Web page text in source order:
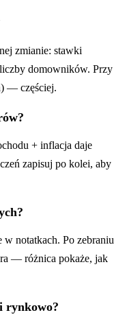
zmianie: stawki
domowników. Przy
— częściej.
+ inflacja daje
zapisuj po kolei, aby
notatkach. Po zebraniu
— różnica pokaże, jak
rynkowo?